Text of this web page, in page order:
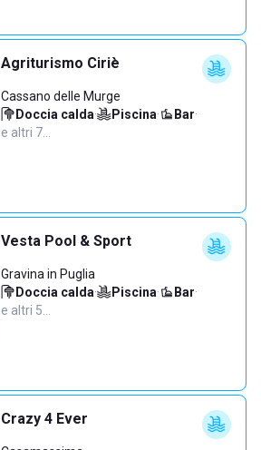
Agriturismo Ciriè
Cassano delle Murge
Doccia calda· Piscina· Bar·
e altri 7…
Vesta Pool & Sport
Gravina in Puglia
Doccia calda· Piscina· Bar·
e altri 5…
Crazy 4 Ever